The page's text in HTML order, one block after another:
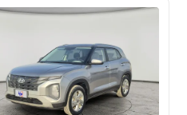
مستعملة 100,813 كم